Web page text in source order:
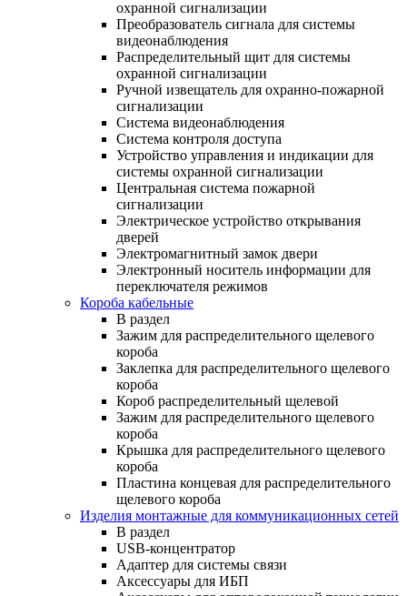
охранной сигнализации
Преобразователь сигнала для системы
видеонаблюдения
Распределительный щит для системы
охранной сигнализации
Ручной извещатель для охранно-пожарной
сигнализации
Система видеонаблюдения
Система контроля доступа
Устройство управления и индикации для
системы охранной сигнализации
Центральная система пожарной
сигнализации
Электрическое устройство открывания
дверей
Электромагнитный замок двери
Электронный носитель информации для
переключателя режимов
Короба кабельные
В раздел
Зажим для распределительного щелевого
короба
Заклепка для распределительного щелевого
короба
Короб распределительный щелевой
Зажим для распределительного щелевого
короба
Крышка для распределительного щелевого
короба
Пластина концевая для распределительного
щелевого короба
Изделия монтажные для коммуникационных сетей
В раздел
USB-концентратор
Адаптер для системы связи
Аксессуары для ИБП